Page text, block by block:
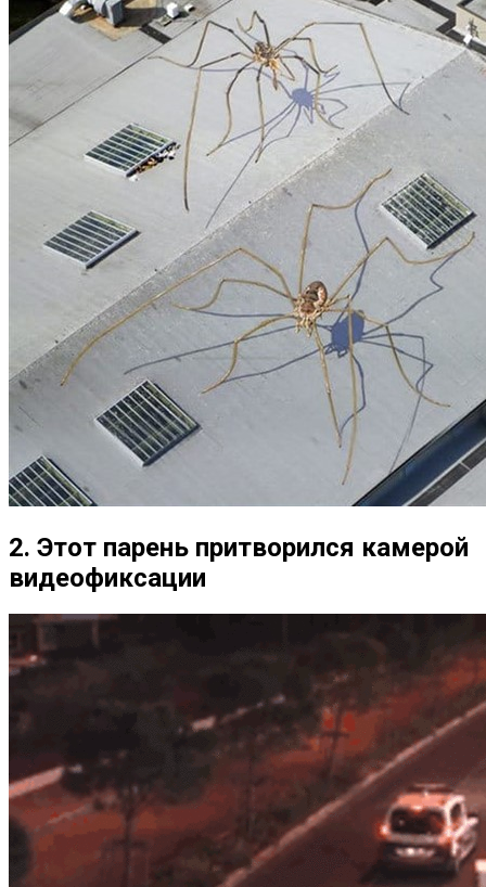
2. Этот парень притворился камерой
видеофиксации